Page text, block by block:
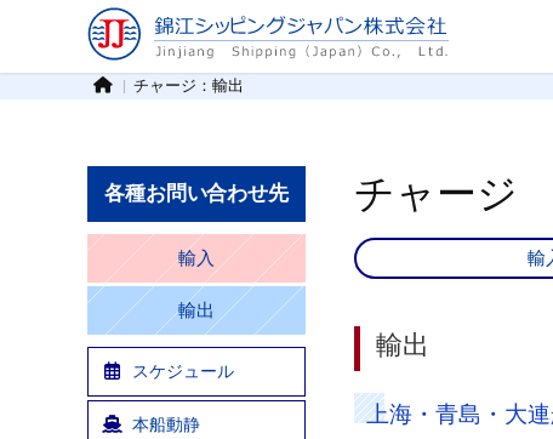
チャージ：輸出
チャージ
輸
輸出
上海・青島・大
各種お問い合わせ先
輸入
輸出
スケジュール
本船動静